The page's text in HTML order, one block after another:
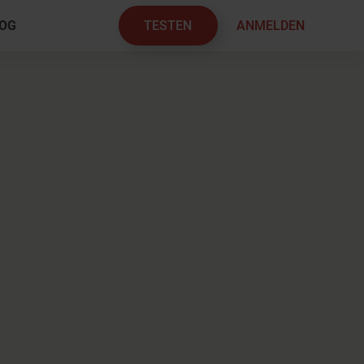
TESTEN ANMELDEN